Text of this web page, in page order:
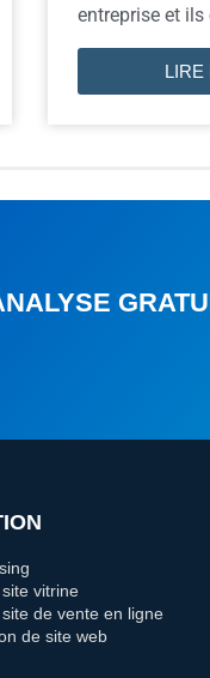
entreprise et ils
LIRE
vitrine
de vente en ligne
de site web